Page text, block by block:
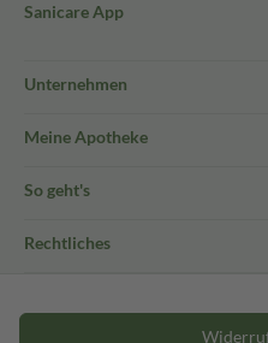
Sanicare App
Unternehmen
Meine Apotheke
So geht's
Rechtliches